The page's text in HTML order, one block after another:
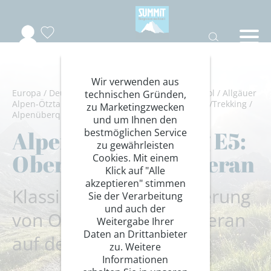
Europa / Deutschland-Italien-Österreich/Südtirol / Allgäuer
Alpen-Ötztaler Alpen-Lechtaler Alpen/Wandern/Trekking /
Alpenüberquerungen
Alpenüberquerung E5:
Oberstdorf nach Meran
Klassiker Alpenüberquerung
von Oberstdorf nach Meran
auf dem E5 - 1. Etappe
Wir verwenden aus
technischen Gründen,
zu Marketingzwecken
und um Ihnen den
bestmöglichen Service
zu gewährleisten
Cookies. Mit einem
Klick auf "Alle
akzeptieren" stimmen
Sie der Verarbeitung
und auch der
Weitergabe Ihrer
Daten an Drittanbieter
zu. Weitere
Informationen